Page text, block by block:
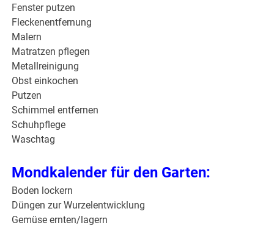
Fenster putzen
Fleckenentfernung
Malern
Matratzen pflegen
Metallreinigung
Obst einkochen
Putzen
Schimmel entfernen
Schuhpflege
Waschtag
Mondkalender für den Garten:
Boden lockern
Düngen zur Wurzelentwicklung
Gemüse ernten/lagern